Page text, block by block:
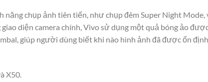
năng chụp ảnh tiên tiến, như chụp đêm Super Night
diện camera chính, Vivo sử dụng một quả bóng ảo
giúp người dùng biết khi nào hình ảnh đã được ổn
X50.